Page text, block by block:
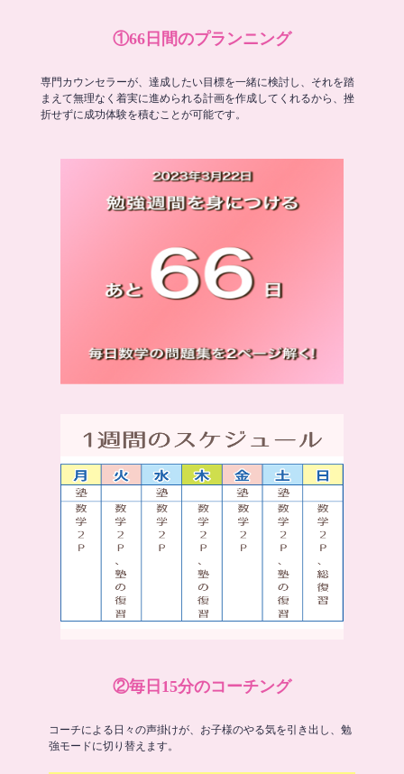
①66日間のプランニング
専門カウンセラーが、達成したい目標を一緒に検討し、それを踏
まえて無理なく着実に進められる計画を作成してくれるから、挫
折せずに成功体験を積むことが可能です。
②毎日15分のコーチング
コーチによる日々の声掛けが、お子様のやる気を引き出し、勉
強モードに切り替えます。